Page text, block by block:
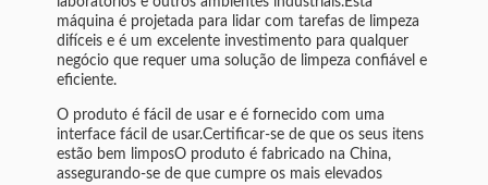
máquina é projetada para lidar com tarefas de limpeza
difíceis e é um excelente investimento para qualquer
negócio que requer uma solução de limpeza confiável e
eficiente.
O produto é fácil de usar e é fornecido com uma
interface fácil de usar.Certificar-se de que os seus itens
estão bem limposO produto é fabricado na China,
assegurando-se de que cumpre os mais elevados